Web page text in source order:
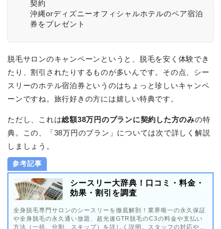
契約
沖縄orディズニーオフィシャルホテルのペア宿泊
券をプレゼント
脱毛サロンのキャンペーンというと、脱毛を安く体験でき
たり、割引されたりするものが多いんです。その点、シー
スリーのホテル宿泊券というのはちょっと珍しいキャンペ
ーンですね。旅行好きの方には嬉しい特典です。
ただし、これは総額38万円のプランに契約した方のみの特
典。この、「38万円のプラン」については次で詳しく解説
しましょう。
参考記事
シースリー大辞典！口コミ・料金・
効果・割引を調査
全身脱毛専門サロンのシースリーを徹底解剖！業界唯一の永久保証
や全身脱毛の永久通い放題、超光速GTR脱毛のC3の料金や支払い
方法（一括、分割、スキップ）を詳しく説明。スタッフの対応や勧